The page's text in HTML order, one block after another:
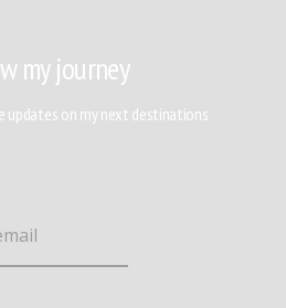
my journey
updates on my next destinations